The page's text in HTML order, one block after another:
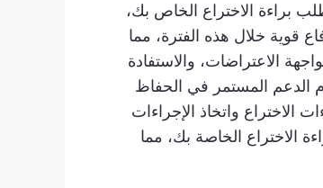
براءة الاختراع الخاص بك،
قوية خلال هذه الفترة، مما
الاعتراضات، والاستفادة
الدعم المستمر في الحفاظ
واتخاذ الإجراءات
الاختراع الخاصة بك، مما